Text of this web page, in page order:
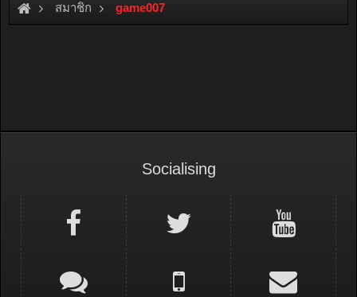
สมาชิก game007
Socialising